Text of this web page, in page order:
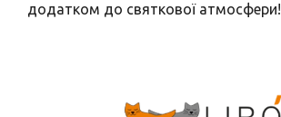
додатком до святкової атмосфери!